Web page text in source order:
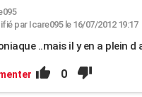
par Icare095 le 16/07/2012 19:17
..mais il y en a plein d
0